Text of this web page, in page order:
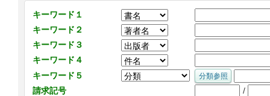
キーワード１
キーワード２
キーワード３
キーワード４
キーワード５
請求記号
/